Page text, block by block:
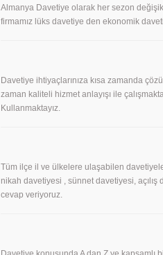
Almanya Davetiye olarak her sezon
firmamız lüks davetiye den ekonomik
Davetiye ihtiyaçlarınıza kısa zamanda
zaman kaliteli hizmet anlayışı ile
Kullanmaktayız.
Tüm ilçe il ve ülkelere ulaşabilen
nikah davetiyesi , sünnet davetiyesi,
cevap veriyoruz.